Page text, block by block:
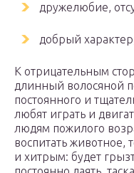
дружелюбие,
добрый
К отрицательным
длинный волосяной
постоянного и
любят играть и
людям пожилого
воспитать животное,
и хитрым: будет